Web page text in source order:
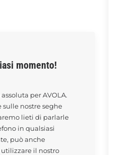
momento!
per AVOLA.
nostre seghe
lieti di parlarle
in qualsiasi
può anche
il nostro